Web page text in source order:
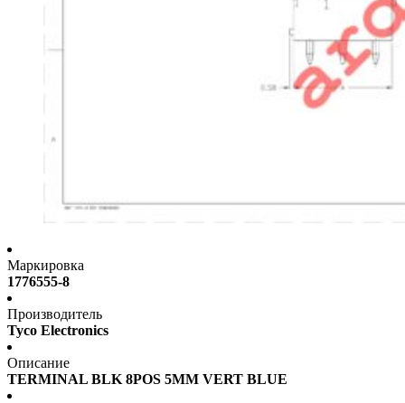
Маркировка
1776555-8
Производитель
Tyco Electronics
Описание
TERMINAL BLK 8POS 5MM VERT BLUE